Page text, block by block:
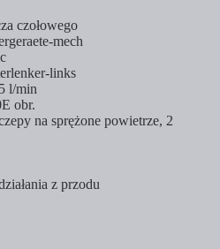
czołowego
mech
links
l/min
obr.
na sprężone powietrze, 2
z przodu